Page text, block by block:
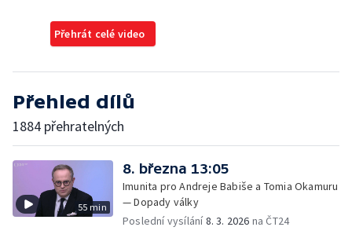
Přehrát celé video
Přehled dílů
1884 přehratelných
55 min
8. března 13:05
Imunita pro Andreje Babiše a Tomia Okamuru
— Dopady války
Poslední vysílání8. 3. 2026 na ČT24